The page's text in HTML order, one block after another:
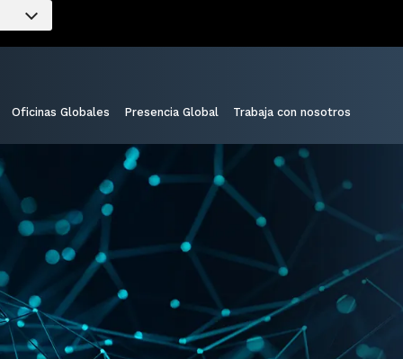
Oficinas Globales Presencia Global Trabaja con nosotros